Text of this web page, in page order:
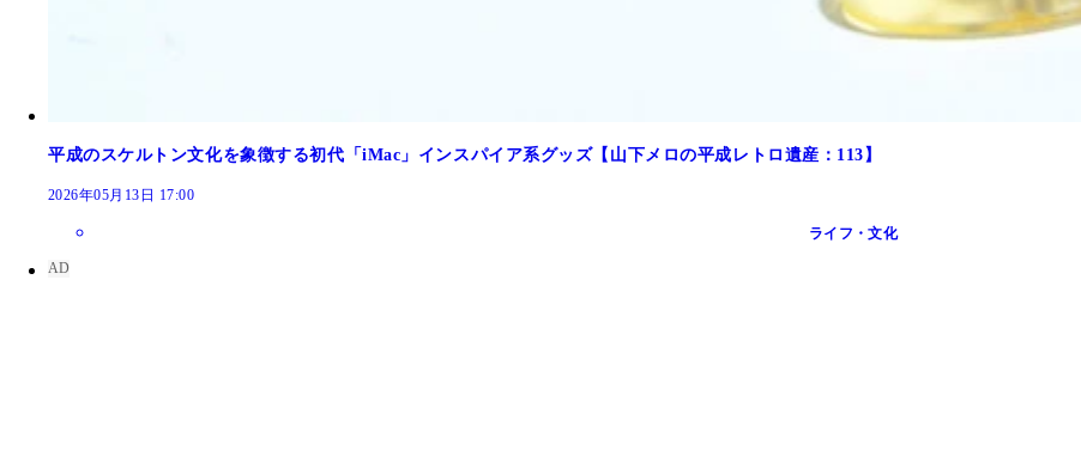
平成のスケルトン文化を象徴する初代「iMac」インスパイア系グッズ【山下メロの平成レトロ遺産：113】
2026年05月13日 17:00
ライフ・文化